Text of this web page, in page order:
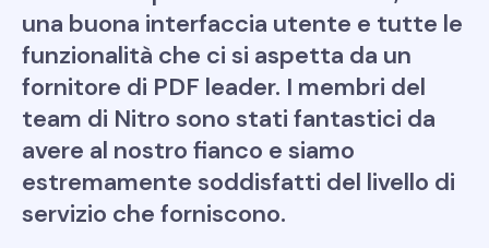
una buona interfaccia utente e tutte le
funzionalità che ci si aspetta da un
fornitore di PDF leader. I membri del
team di Nitro sono stati fantastici da
avere al nostro fianco e siamo
estremamente soddisfatti del livello di
servizio che forniscono.